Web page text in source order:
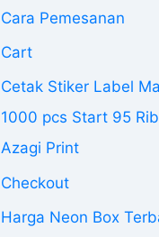
Cara Pemesanan
Cart
Cetak Stiker Label
1000 pcs Start 95
Azagi Print
Checkout
Harga Neon Box